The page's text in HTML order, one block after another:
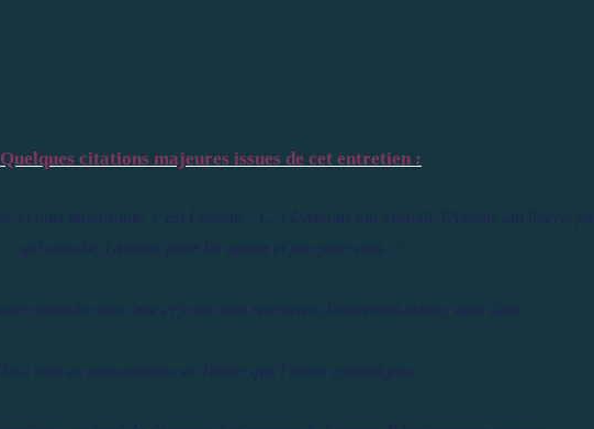
Quelques citations majeures issues de cet entretien :